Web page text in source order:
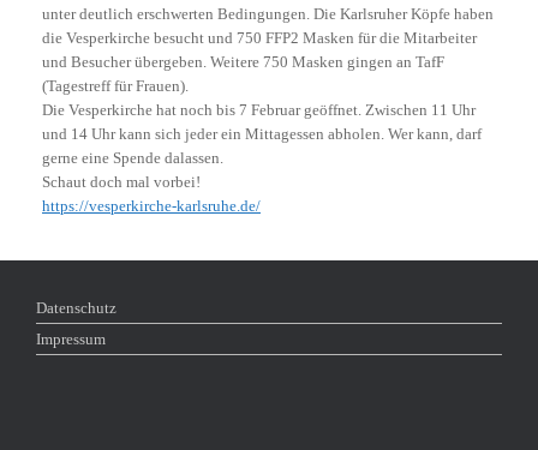
unter deutlich erschwerten Bedingungen. Die Karlsruher Köpfe haben
die Vesperkirche besucht und 750 FFP2 Masken für die Mitarbeiter
und Besucher übergeben. Weitere 750 Masken gingen an TafF
(Tagestreff für Frauen).
Die Vesperkirche hat noch bis 7 Februar geöffnet. Zwischen 11 Uhr
und 14 Uhr kann sich jeder ein Mittagessen abholen. Wer kann, darf
gerne eine Spende dalassen.
Schaut doch mal vorbei!
https://vesperkirche-karlsruhe.de/
Datenschutz
Impressum